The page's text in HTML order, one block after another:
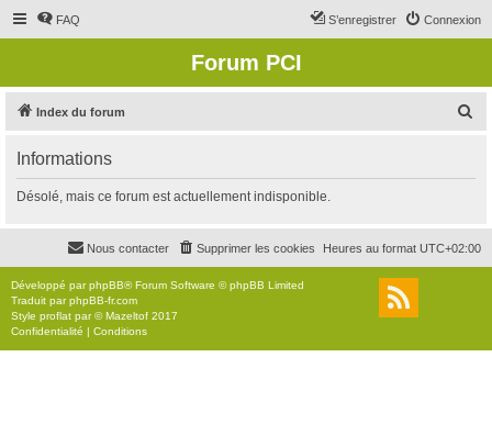
FAQ Connexion
S’enregistrer
Forum PCI
Index du forum
r
c
r
Informations
Désolé, mais ce forum est actuellement indisponible.
Heures au format UTC+02:00
Supprimer les cookies
Nous contacter
Développé parphpBB® Forum Software © phpBB Limited
Traduit parphpBB-fr.com
Style proflat par ©Mazeltof 2017
Confidentialité | Conditions